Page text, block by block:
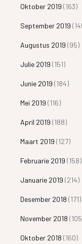
Oktober 2019 (163)
September 2019
Augustus 2019 (95)
Julie 2019 (151)
Junie 2019 (184)
Mei 2019 (116)
April 2019 (188)
Maart 2019 (127)
Februarie 2019 (158)
Januarie 2019 (214)
Desember 2018 (171)
November 2018
Oktober 2018 (160)